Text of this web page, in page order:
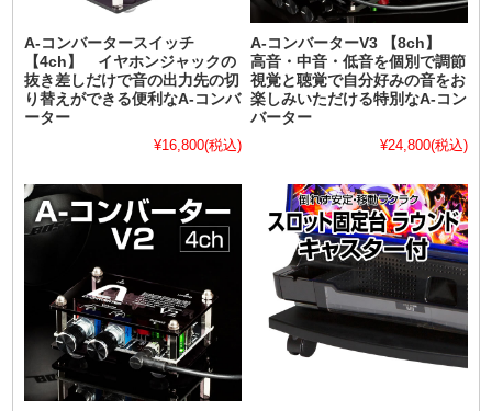
A-コンバータースイッチ
【4ch】 イヤホンジャックの
抜き差しだけで音の出力先の切
り替えができる便利なA-コンバ
ーター
¥16,800(税込)
A-コンバーターV3 【8ch】
高音・中音・低音を個別で調節
視覚と聴覚で自分好みの音をお
楽しみいただける特別なA-コン
バーター
¥24,800(税込)